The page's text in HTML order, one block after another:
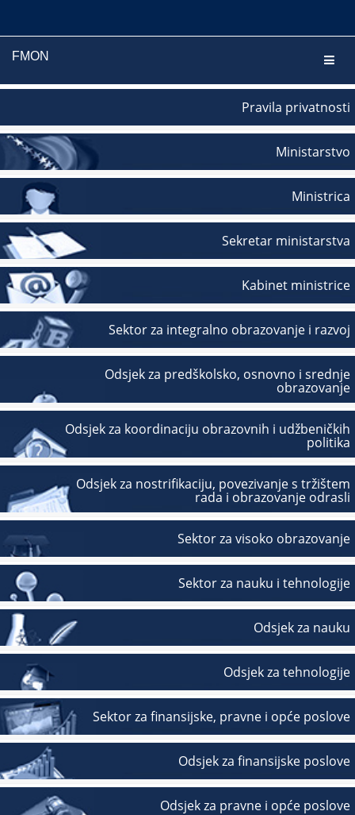
FMON
Pravila privatnosti
Ministarstvo
Ministrica
Sekretar ministarstva
Kabinet ministrice
Sektor za integralno obrazovanje i razvoj
Odsjek za predškolsko, osnovno i srednje
obrazovanje
Odsjek za koordinaciju obrazovnih i udžbeničkih
politika
Odsjek za nostrifikaciju, povezivanje s tržištem
rada i obrazovanje odrasli
Sektor za visoko obrazovanje
Sektor za nauku i tehnologije
Odsjek za nauku
Odsjek za tehnologije
Sektor za finansijske, pravne i opće poslove
Odsjek za finansijske poslove
Odsjek za pravne i opće poslove